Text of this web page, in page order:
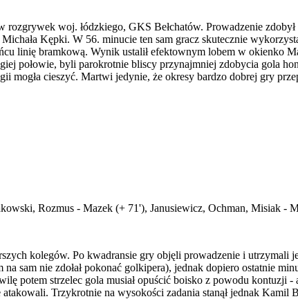
woj. łódzkiego, GKS Bełchatów. Prowadzenie
Kępki. W 56. minucie ten sam gracz skutecznie
linię bramkową. Wynik ustalił efektownym lobem w okienko
połowie, byli parokrotnie bliscy przynajmniej zdobycia gola
cieszyć. Martwi jedynie, że okresy bardzo dobrej gry
Rozmus - Mazek (+ 71'), Janusiewicz, Ochman, Misiak -
kolegów. Po kwadransie gry objęli prowadzenie i utrzymali
sam nie zdołał pokonać golkipera), jednak dopiero ostatnie
potem strzelec gola musiał opuścić boisko z powodu kontuzji
Trzykrotnie na wysokości zadania stanął jednak Kamil